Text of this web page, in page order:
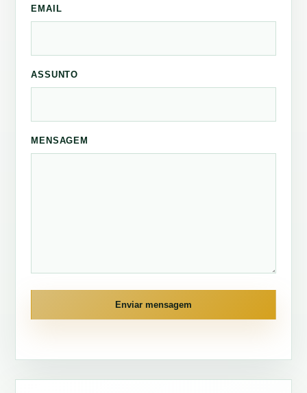
EMAIL
ASSUNTO
MENSAGEM
Enviar mensagem